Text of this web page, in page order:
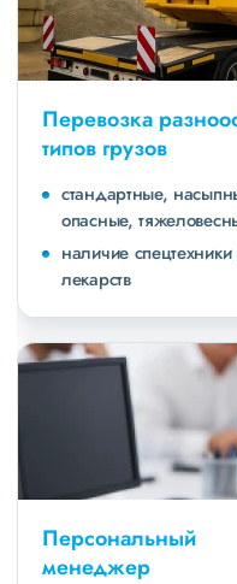
Перевозка
типов грузов
стандартные,
опасные,
наличие
лекарств
Персональный
менеджер